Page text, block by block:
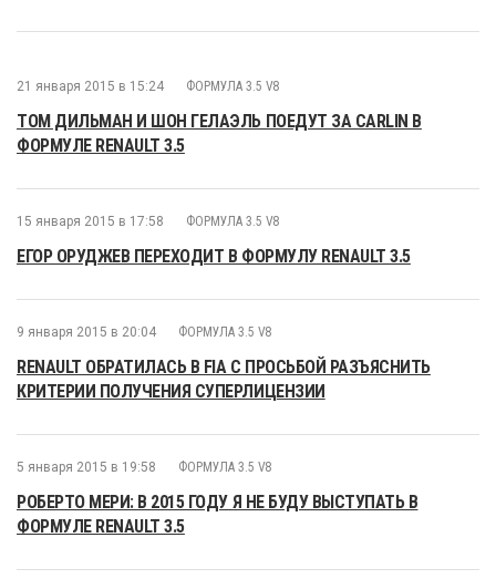
21 января 2015 в 15:24 ФОРМУЛА 3.5 V8
ТОМ ДИЛЬМАН И ШОН ГЕЛАЭЛЬ ПОЕДУТ ЗА CARLIN В
ФОРМУЛЕ RENAULT 3.5
15 января 2015 в 17:58 ФОРМУЛА 3.5 V8
ЕГОР ОРУДЖЕВ ПЕРЕХОДИТ В ФОРМУЛУ RENAULT 3.5
9 января 2015 в 20:04 ФОРМУЛА 3.5 V8
RENAULT ОБРАТИЛАСЬ В FIA С ПРОСЬБОЙ РАЗЪЯСНИТЬ
КРИТЕРИИ ПОЛУЧЕНИЯ СУПЕРЛИЦЕНЗИИ
5 января 2015 в 19:58 ФОРМУЛА 3.5 V8
РОБЕРТО МЕРИ: В 2015 ГОДУ Я НЕ БУДУ ВЫСТУПАТЬ В
ФОРМУЛЕ RENAULT 3.5